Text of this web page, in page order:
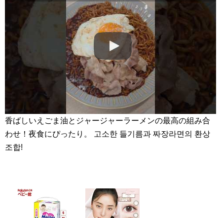
香ばしいえごま油とジャージャーラーメンの最高の組み合
わせ！夜食にぴったり。 고소한 들기름과 짜장라면의 환상
조합!